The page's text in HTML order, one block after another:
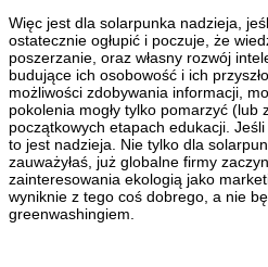
Więc jest dla solarpunka nadzieja,
ostatecznie ogłupić i poczuje, że
poszerzanie, oraz własny rozwój
budujące ich osobowość i ich
możliwości zdobywania informacji,
pokolenia mogły tylko pomarzyć (lub
początkowych etapach edukacji.
to jest nadzieja. Nie tylko dla
zauważyłaś, już globalne firmy
zainteresowania ekologią jako
wyniknie z tego coś dobrego, a nie
greenwashingiem.